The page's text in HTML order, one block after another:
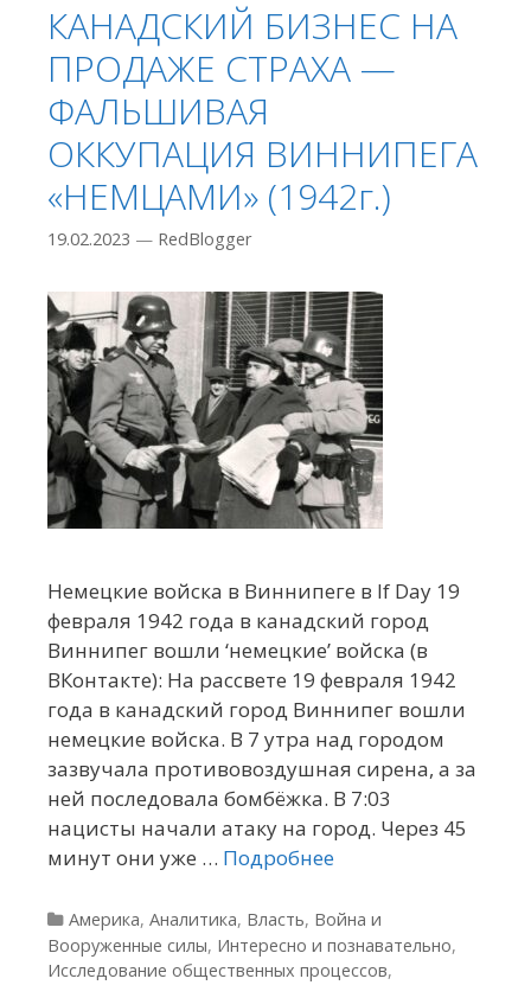
КАНАДСКИЙ БИЗНЕС НА
ПРОДАЖЕ СТРАХА —
ФАЛЬШИВАЯ
ОККУПАЦИЯ ВИННИПЕГА
«НЕМЦАМИ» (1942г.)
19.02.2023 — RedBlogger
Немецкие войска в Виннипеге в If Day 19
февраля 1942 года в канадский город
Виннипег вошли ‘немецкие’ войска (в
ВКонтакте): На рассвете 19 февраля 1942
года в канадский город Виннипег вошли
немецкие войска. В 7 утра над городом
зазвучала противовоздушная сирена, а за
ней последовала бомбёжка. В 7:03
нацисты начали атаку на город. Через 45
минут они уже … Подробнее
Рубрики
Америка, Аналитика, Власть, Война и
Вооруженные силы, Интересно и познавательно,
Исследование общественных процессов,